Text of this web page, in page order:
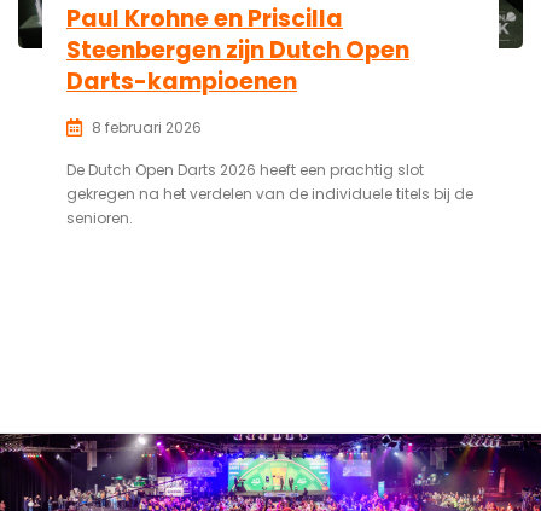
Paul Krohne en Priscilla
Steenbergen zijn Dutch Open
Darts-kampioenen
8 februari 2026
De Dutch Open Darts 2026 heeft een prachtig slot
gekregen na het verdelen van de individuele titels bij de
senioren.